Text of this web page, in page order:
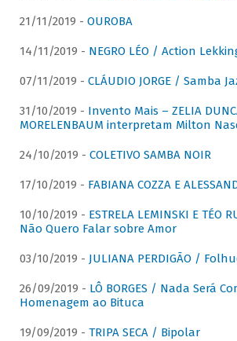
21/11/2019 - OUROBA
14/11/2019 - NEGRO LÉO / Action
07/11/2019 - CLÁUDIO JORGE / Samba
31/10/2019 - Invento Mais – ZELIA
MORELENBAUM interpretam Milton
24/10/2019 - COLETIVO SAMBA NOIR
17/10/2019 - FABIANA COZZA E
10/10/2019 - ESTRELA LEMINSKI E TÉO
Não Quero Falar sobre Amor
03/10/2019 - JULIANA PERDIGÃO /
26/09/2019 - LÔ BORGES / Nada Será
Homenagem ao Bituca
19/09/2019 - TRIPA SECA / Bipolar